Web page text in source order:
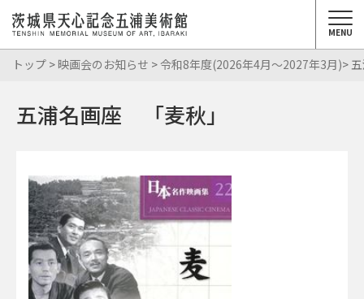
MENU
トップ > 映画会のお知らせ >令和8年度(2026年4月～2027年3月)>
五浦名画座 「麦秋」